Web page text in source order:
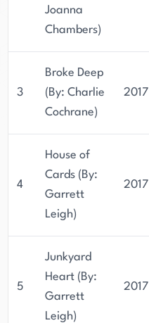
Joanna
Chambers)
3
Broke Deep
(By: Charlie
Cochrane)
2017
4
House of
Cards (By:
Garrett
Leigh)
2017
5
Junkyard
Heart (By:
Garrett
Leigh)
2017